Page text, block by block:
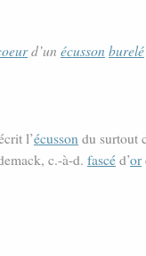
d’un écusson burelé
l’écusson du surtout
c.-à-d. fascé d’or